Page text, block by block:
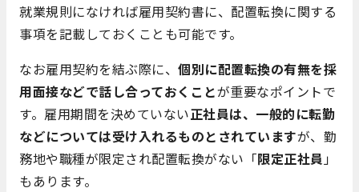
就業規則になければ雇用契約書に、配置転換に関する
事項を記載しておくことも可能です。
なお雇用契約を結ぶ際に、 個別に配置転換の有無を採
用面接などで話し合っておくことが重要なポイントで
す。雇用期間を決めていない正社員は、一般的に転勤
などについては受け入れるものとされていますが、勤
務地や職種が限定され配置転換がない「限定正社員」
もあります。